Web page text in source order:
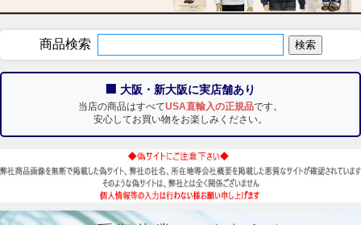
商品検索
🏢 大阪・新大阪に実店舗あり
当店の商品はすべてUSA直輸入の正規品です。
安心してお買い物をお楽しみください。